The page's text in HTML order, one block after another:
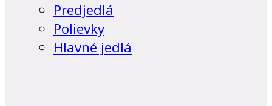
Predjedlá
Polievky
Hlavné jedlá